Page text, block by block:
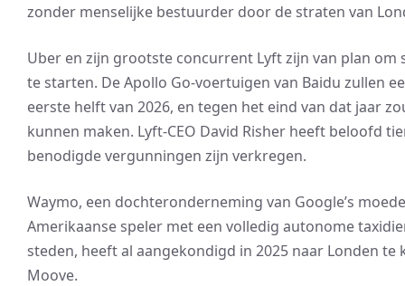
zonder menselijke bestuurder door de straten van
Uber en zijn grootste concurrent Lyft zijn van plan om
te starten. De Apollo Go-voertuigen van Baidu zullen
eerste helft van 2026, en tegen het eind van dat jaar
kunnen maken. Lyft-CEO David Risher heeft beloofd
benodigde vergunningen zijn verkregen.
Waymo, een dochteronderneming van Google’s
Amerikaanse speler met een volledig autonome
steden, heeft al aangekondigd in 2025 naar Londen
Moove.